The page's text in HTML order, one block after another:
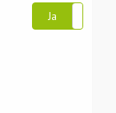
Ja